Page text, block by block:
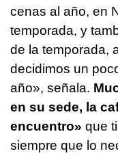
cenas al año, en
temporada, y
de la temporada,
decidimos un
año», señala.
en su sede, la
encuentro» que
siempre que lo